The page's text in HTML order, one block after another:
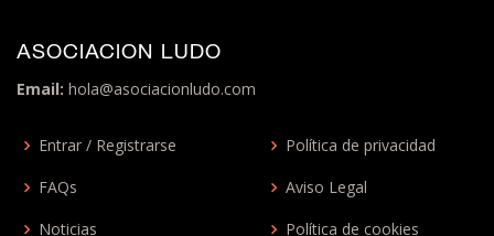
ASOCIACION LUDO
Email: hola@asociacionludo.com
Entrar / Registrarse
FAQs
Noticias
Política de privacidad
Aviso Legal
Política de cookies